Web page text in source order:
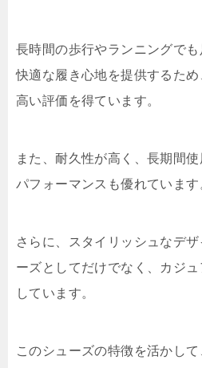
長時間の歩行やランニングでも
快適な履き心地を提供するた
高い評価を得ています。
また、耐久性が高く、長期間
パフォーマンスも優れています
さらに、スタイリッシュなデ
ーズとしてだけでなく、カジ
しています。
このシューズの特徴を活かし